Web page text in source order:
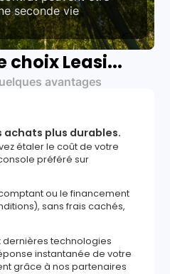
seconde vie
choix Leasi...
avantages
achats plus durables.
étaler le coût de votre
préféré sur
ou le financement
sans frais cachés,
dernières technologies
instantanée de votre
grâce à nos partenaires